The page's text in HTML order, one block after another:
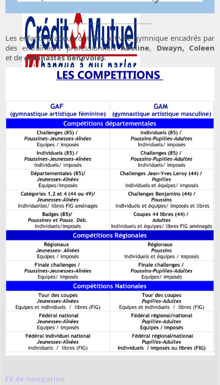
----------------------------------
Les enfants pratiqueront une activité gymnique encadrés par
des entraîneurs professionnelsAdeline, Dwayn, Coleen
et de gymnastes bénévoles.
Fil de navigation